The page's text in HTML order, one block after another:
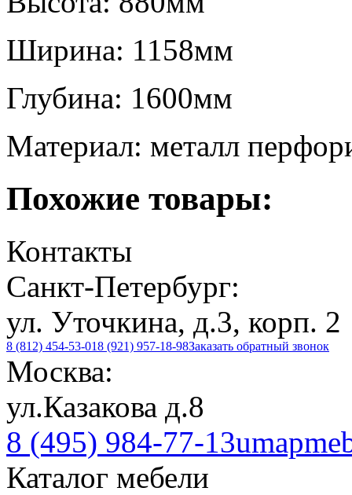
Ширина: 1158мм
Глубина: 1600мм
Материал: металл
Похожие товары:
Контакты
Санкт-Петербург:
ул. Уточкина, д.3, корп. 2
8 (812) 454-53-018 (921) 957-18-98Заказать обратный звонок
Москва:
ул.Казакова д.8
8 (495) 984-77-13
Каталог мебели